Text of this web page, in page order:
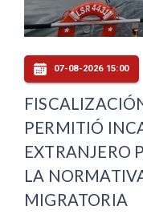
07-08-2026 15:00
PERMITIÓ
EXTRANJERO
LA
MIGRATORIA